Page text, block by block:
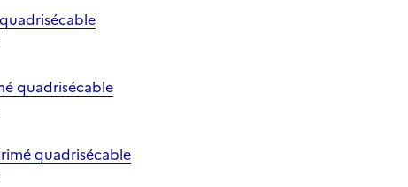
quadrisécable
quadrisécable